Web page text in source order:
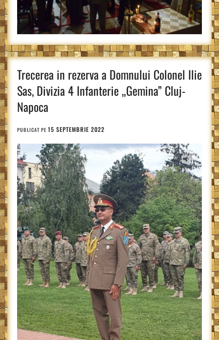
Trecerea in rezerva a Domnului Colonel Ilie
Sas, Divizia 4 Infanterie „Gemina” Cluj-
Napoca
PUBLICAT PE 15 SEPTEMBRIE 2022